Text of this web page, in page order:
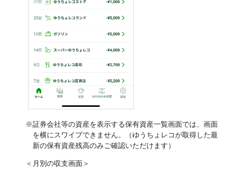
※証券会社等の資産を表示する保有資産一覧画面では、画面
を横にスワイプできません。（ゆうちょレコが取得した最
新の保有資産残高のみご確認いただけます）
＜月別の収支画面＞